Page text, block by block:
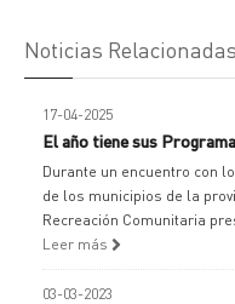
Noticias Relacionadas
17-04-2025
El año tiene sus
Durante un encuentro con
de los municipios de la
Recreación Comunitaria
Leer más
03-03-2023